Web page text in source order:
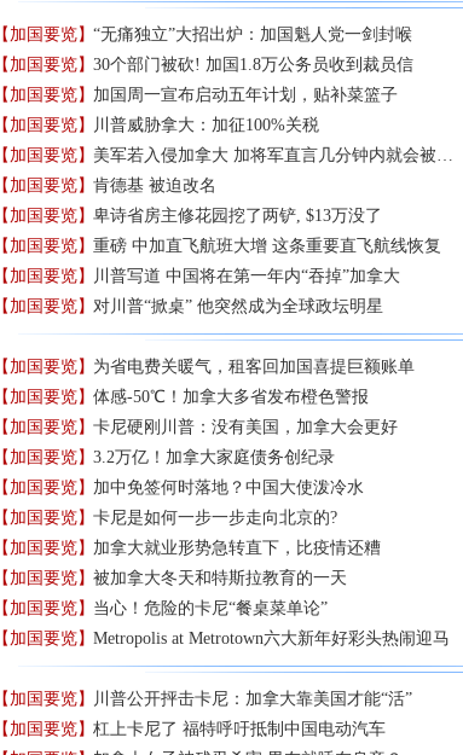
【加国要览】“无痛独立”大招出炉：加国魁人党一剑封喉
【加国要览】30个部门被砍! 加国1.8万公务员收到裁员信
【加国要览】加国周一宣布启动五年计划，贴补菜篮子
【加国要览】 川普威胁拿大：加征100%关税
【加国要览】美军若入侵加拿大 加将军直言几分钟内就会被…
【加国要览】肯德基 被迫改名
【加国要览】卑诗省房主修花园挖了两铲, $13万没了
【加国要览】重磅 中加直飞航班大增 这条重要直飞航线恢复
【加国要览】 川普写道 中国将在第一年内“吞掉”加拿大
【加国要览】对川普“掀桌” 他突然成为全球政坛明星
【加国要览】为省电费关暖气，租客回加国喜提巨额账单
【加国要览】体感-50℃！加拿大多省发布橙色警报
【加国要览】卡尼硬刚川普：没有美国，加拿大会更好
【加国要览】3.2万亿！加拿大家庭债务创纪录
【加国要览】加中免签何时落地？中国大使泼冷水
【加国要览】卡尼是如何一步一步走向北京的?
【加国要览】加拿大就业形势急转直下，比疫情还糟
【加国要览】被加拿大冬天和特斯拉教育的一天
【加国要览】当心！危险的卡尼“餐桌菜单论”
【加国要览】Metropolis at Metrotown六大新年好彩头热闹迎马
【加国要览】 川普公开抨击卡尼：加拿大靠美国才能“活”
【加国要览】杠上卡尼了 福特呼吁抵制中国电动汽车